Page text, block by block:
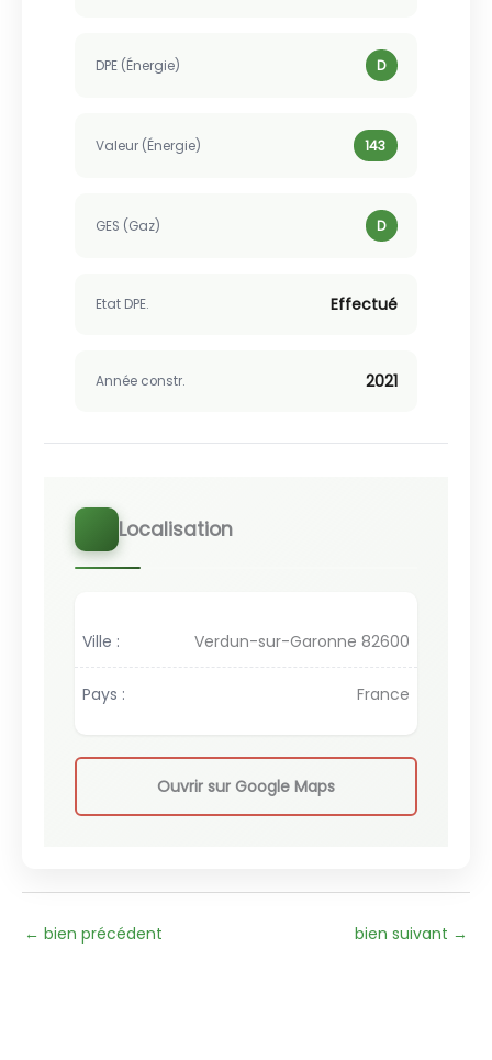
DPE (Énergie) D
Valeur (Énergie) 143
GES (Gaz) D
Etat DPE. Effectué
Année constr. 2021
Localisation
Ville : Verdun-sur-Garonne 82600
Pays : France
Ouvrir sur Google Maps
← bien précédent bien suivant →